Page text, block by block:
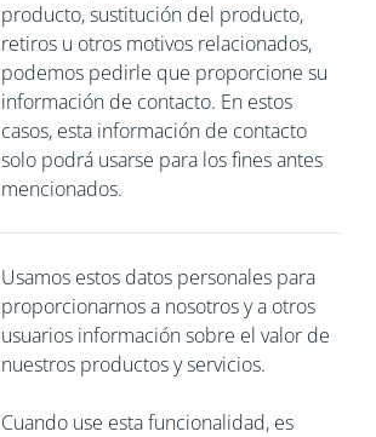
producto, sustitución del producto,
retiros u otros motivos relacionados,
podemos pedirle que proporcione su
información de contacto. En estos
casos, esta información de contacto
solo podrá usarse para los fines antes
mencionados.
Usamos estos datos personales para
proporcionarnos a nosotros y a otros
usuarios información sobre el valor de
nuestros productos y servicios.
Cuando use esta funcionalidad, es